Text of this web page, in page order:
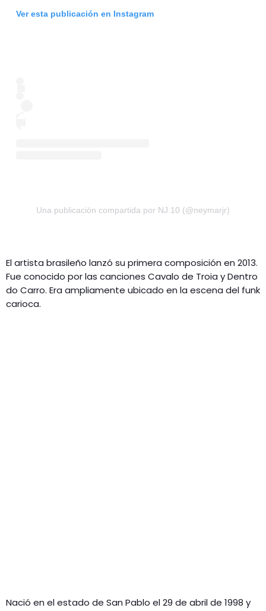
Ver esta publicación en Instagram
Una publicación compartida por NJ 10 (@neymarjr)
El artista brasileño lanzó su primera composición en 2013.
Fue conocido por las canciones Cavalo de Troia y Dentro
do Carro. Era ampliamente ubicado en la escena del funk
carioca.
Nació en el estado de San Pablo el 29 de abril de 1998 y